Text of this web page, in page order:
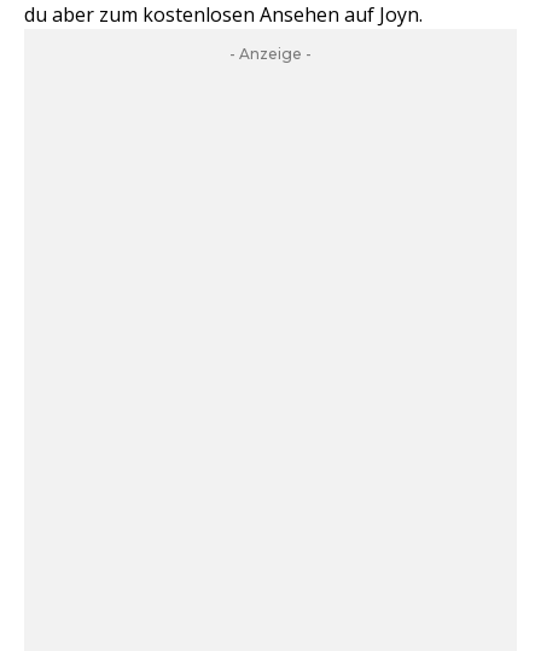
du aber zum kostenlosen Ansehen auf Joyn.
- Anzeige -